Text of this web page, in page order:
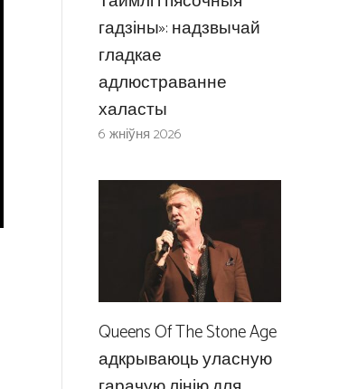
гадзіны»: надзвычай
гладкае
адлюстраванне
халасты
6 жніўня 2026
Queens Of The Stone Age
адкрываюць уласную